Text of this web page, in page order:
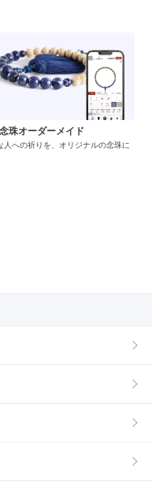
珠オーダーメイド
人への祈りを、オリジナルの念珠に